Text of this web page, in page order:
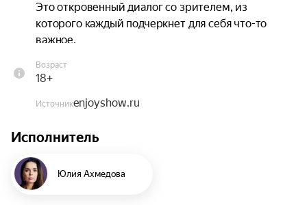
Это откровенный диалог со зрителем, из
которого каждый подчеркнет для себя что-то
важное.
Возраст
18+
Источникenjoyshow.ru
Исполнитель
Юлия Ахмедова